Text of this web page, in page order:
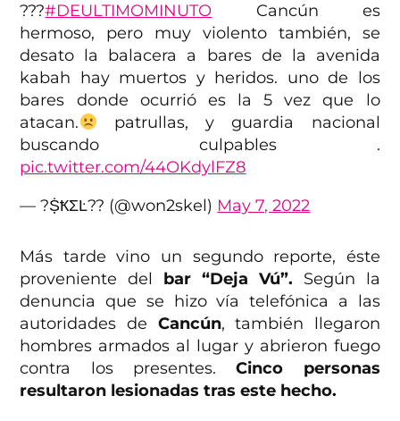
???#DEULTIMOMINUTO Cancún es
hermoso, pero muy violento también, se
desato la balacera a bares de la avenida
kabah hay muertos y heridos. uno de los
bares donde ocurrió es la 5 vez que lo
atacan.
patrullas, y guardia nacional
buscando culpables .
pic.twitter.com/44OKdylFZ8
— ?ṨҞΣĿ?? (@won2skel) May 7, 2022
Más tarde vino un segundo reporte, éste
proveniente del bar “Deja Vú”. Según la
denuncia que se hizo vía telefónica a las
autoridades de Cancún, también llegaron
hombres armados al lugar y abrieron fuego
contra los presentes.Cinco personas
resultaron lesionadas tras este hecho.